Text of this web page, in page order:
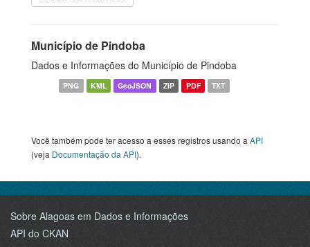
Município de Pindoba
Dados e Informações do Município de Pindoba
PNG KML GeoJSON ZIP PDF TXT
Você também pode ter acesso a esses registros usando a API
(veja Documentação da API).
Sobre Alagoas em Dados e Informações
API do CKAN